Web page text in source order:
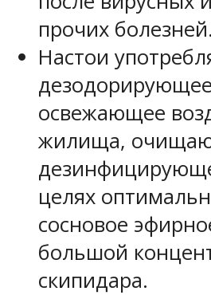
прочих болезней.
Настои
освежающее
жилища,
целях
сосновое
большой
скипидара.